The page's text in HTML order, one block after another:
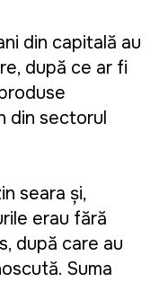
din capitală au
după ce ar fi
din sectorul
seara și,
erau fără
după care au
Suma